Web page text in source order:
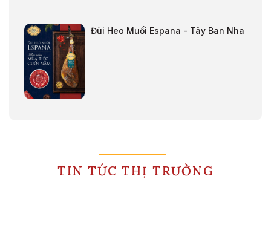
Đùi Heo Muối Espana - Tây Ban Nha
TIN TỨC THỊ TRƯỜNG